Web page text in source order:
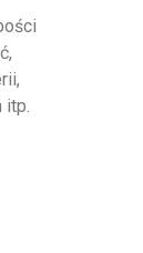
itp.